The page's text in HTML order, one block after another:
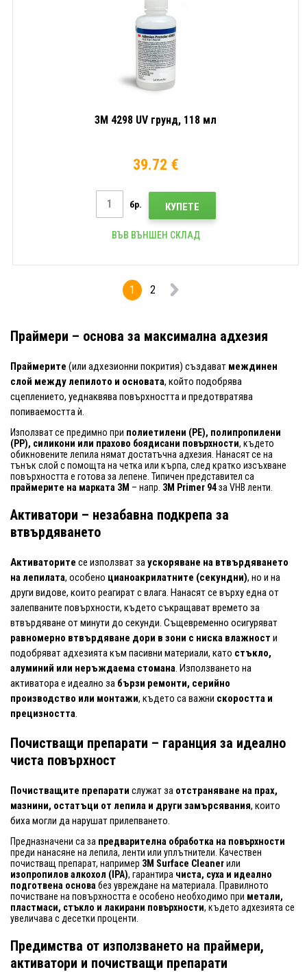
3M 4298 UV грунд, 118 мл
39.72 €
бр. КУПЕТЕ
ВЪВ ВЪНШЕН СКЛАД
1 2
Праймери – основа за максимална адхезия
Праймерите (или адхезионни покрития) създават междинен
слой между лепилото и основата, който подобрява
сцеплението, уеднаквява повърхността и предотвратява
попиваемостта ѝ.
Използват се предимно при полиетилени (PE), полипропилени
(PP), силикони или прахово боядисани повърхности, където
обикновените лепила нямат достатъчна адхезия. Нанасят се на
тънък слой с помощта на четка или кърпа, след кратко изсъхване
повърхността е готова за лепене. Типичен представител са
праймерите на марката 3M – напр. 3M Primer 94за VHB ленти.
Активатори – незабавна подкрепа за
втвърдяването
Активаторите се използват заускоряване на втвърдяването
на лепилата, особено цианоакрилатните (секундни), но и на
други видове, които реагират с влага. Нанасят се върху една от
залепваните повърхности, където съкращават времето за
втвърдяване от минути до секунди. Същевременно осигуряват
равномерно втвърдяване дори в зони с ниска влажност и
подобряват адхезията към пасивни материали, като стъкло,
алуминий или неръждаема стомана. Използването на
активатора е идеално за бързи ремонти, серийно
производство или монтажи, където са важни скоростта и
прецизността.
Почистващи препарати – гаранция за идеално
чиста повърхност
Почистващите препарати служат за отстраняване на прах,
мазнини, остатъци от лепила и други замърсявания, които
биха могли да нарушат прилепването.
Предназначени са за предварителна обработка на повърхности
преди нанасяне на лепила, ленти или уплътнители. Качествен
почистващ препарат, например 3M Surface Cleanerили
изопропилов алкохол (IPA), гарантира чиста, суха и идеално
подготвена основа без увреждане на материала. Правилното
почистване на повърхността е особено необходимо при метали,
пластмаси, стъкло и лакирани повърхности, където адхезията се
увеличава с десетки проценти.
Предимства от използването на праймери,
активатори и почистващи препарати